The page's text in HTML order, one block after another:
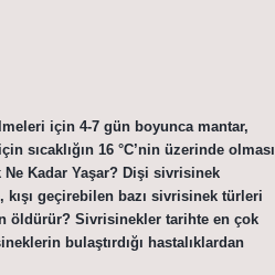
için 4-7 gün boyunca mantar,
sıcaklığın 16 °C’nin üzerinde olması
Kadar Yaşar? Dişi sivrisinek
geçirebilen bazı sivrisinek türleri
öldürür? Sivrisinekler tarihte en çok
bulaştırdığı hastalıklardan